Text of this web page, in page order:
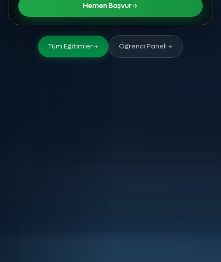
Hemen Başvur
Tüm Eğitimler Öğrenci Paneli